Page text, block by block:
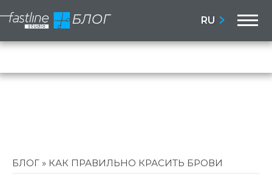
RU
БЛОГ » КАК ПРАВИЛЬНО КРАСИТЬ БРОВИ